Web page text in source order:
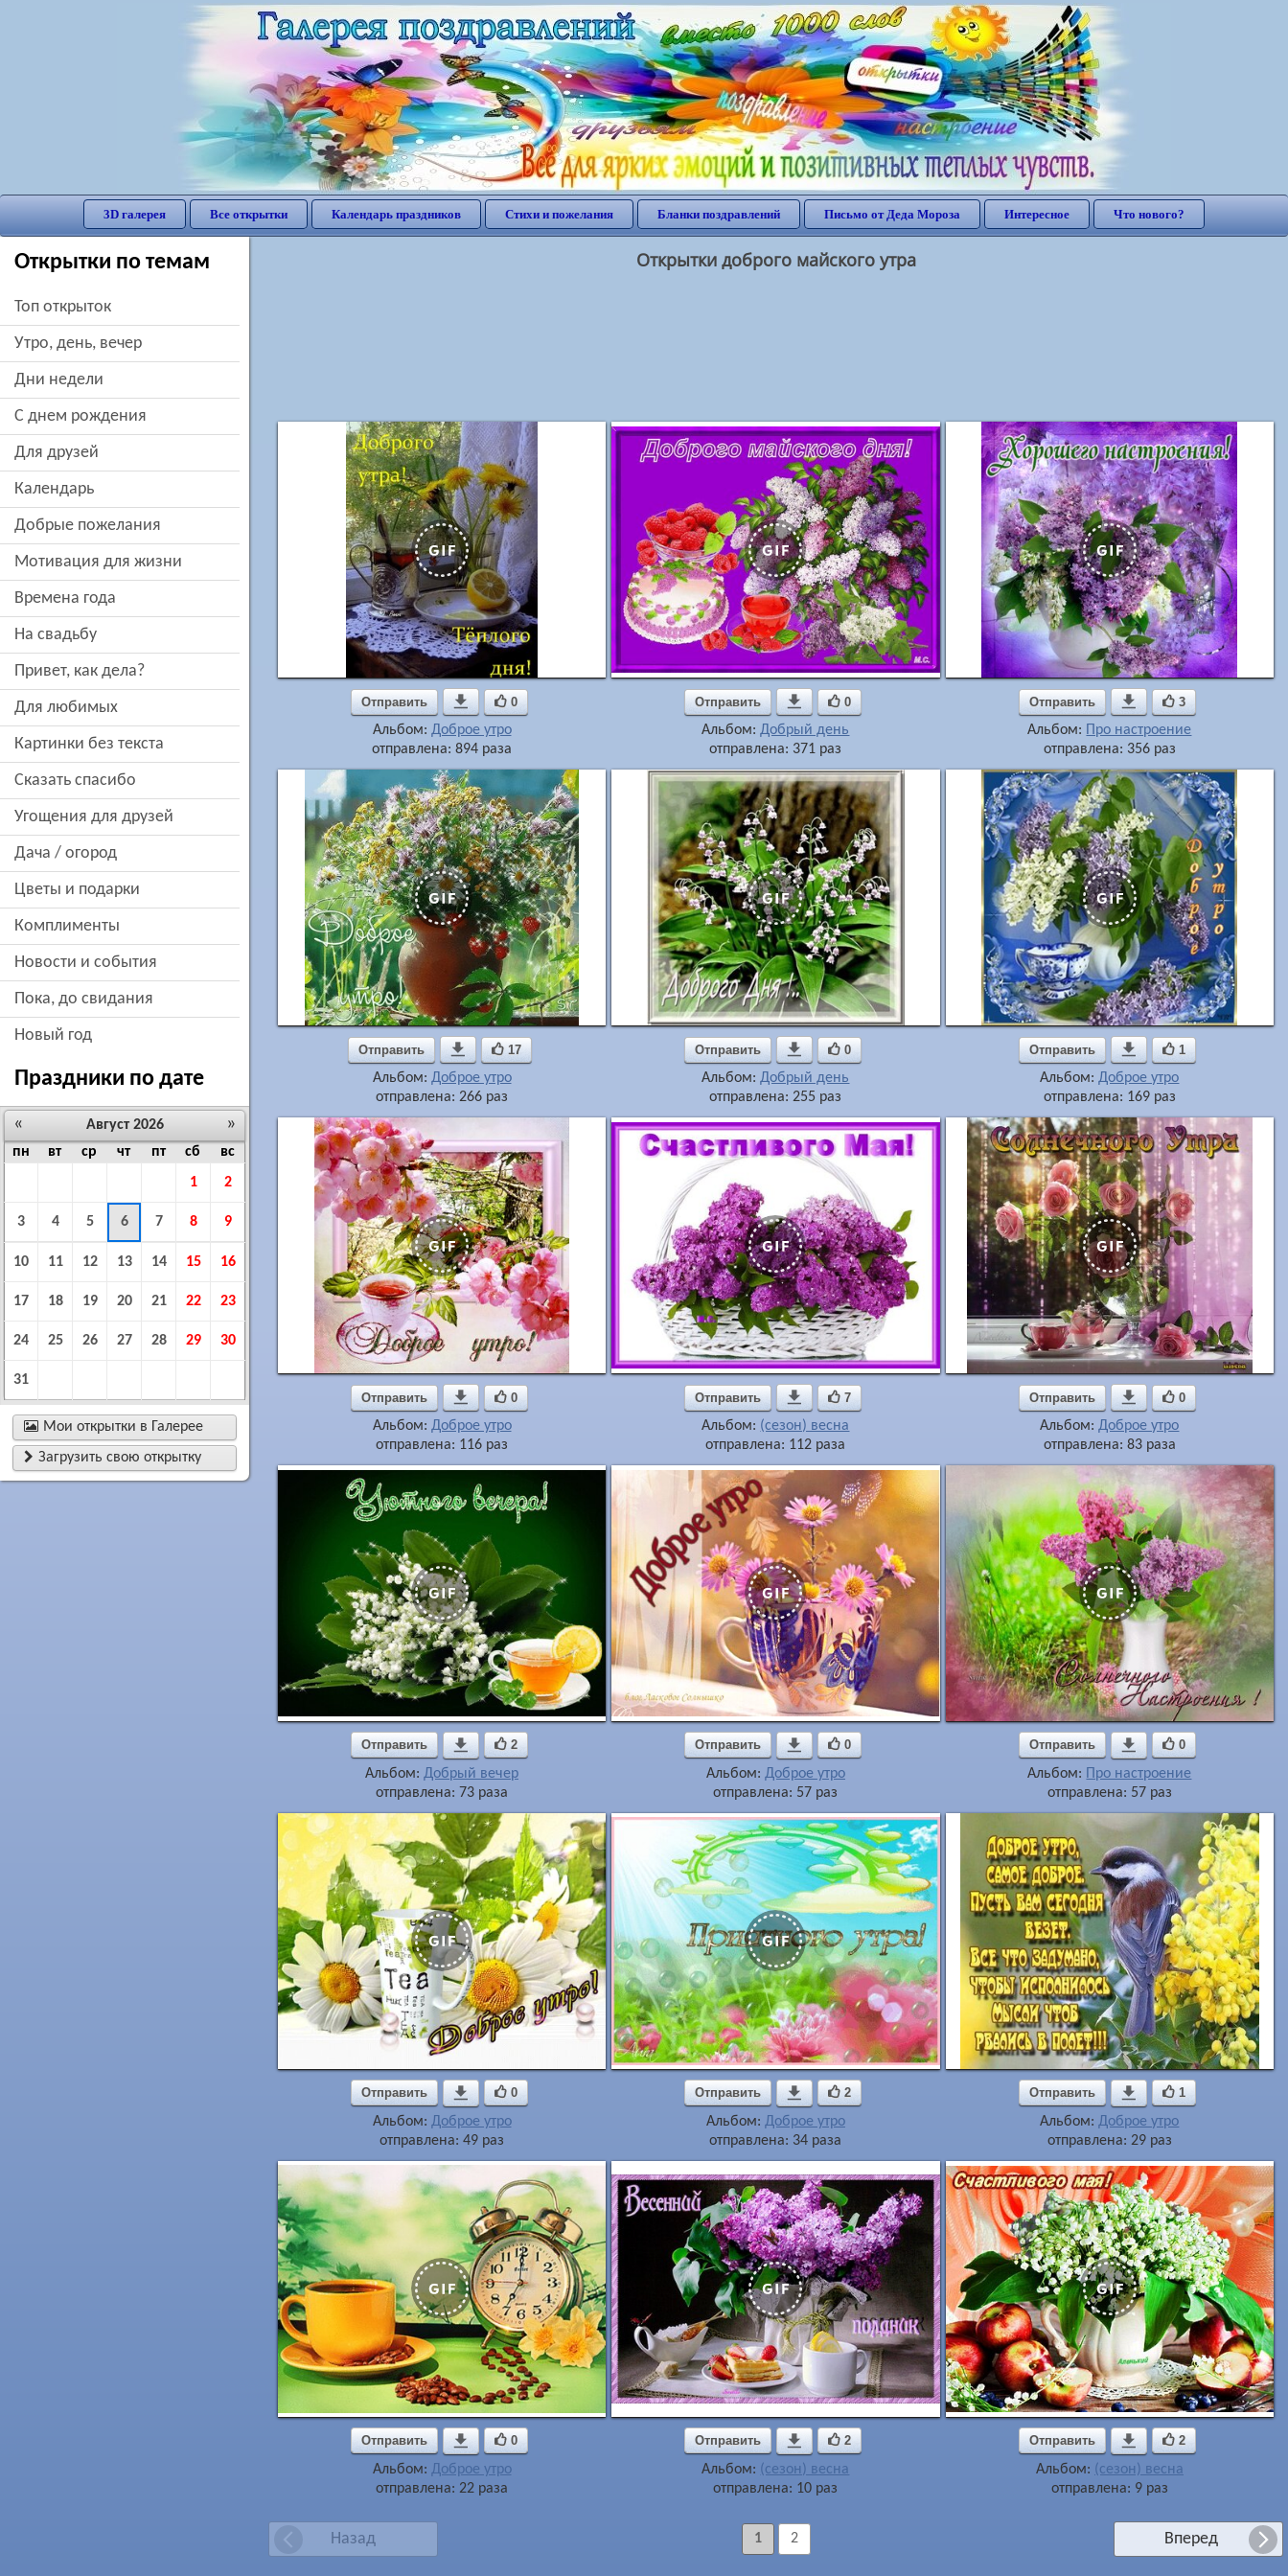
3D галерея Все открытки Календарь праздников Стихи и пожелания Бланки поздравлений Письмо от Деда Мороза Интересное Что нового?
Открытки по темам
Топ открыток
утро, день, вечер
дни недели
c днем рождения
для друзей
Календарь
добрые пожелания
мотивация для жизни
времена года
на свадьбу
привет, как дела?
для любимых
картинки без текста
сказать спасибо
угощения для друзей
дача / огород
цветы и подарки
комплименты
новости и события
пока, до свидания
новый год
Праздники по дате
« »
Август 2026
пн
вт ср чт пт сб
вс
1
2
3 4 5 6 7 8 9
10 11 12 13 14 15 16
17 18 19 20 21 22 23
24 25 26 27 28 29 30
31
 Мои открытки в Галерее
 Загрузить свою открытку
Открытки доброго майского утра
Отправить  0
Альбом: Доброе утро
отправлена: 894 раза
Отправить  0
Альбом:Добрый день
отправлена: 371 раз
Отправить  3
Альбом:
Про настроение
отправлена: 356 раз
Отправить  17
Альбом: Доброе утро
отправлена: 266 раз
Отправить  0
Альбом:Добрый день
отправлена: 255 раз
Отправить  1
Альбом:Доброе утро
отправлена: 169 раз
Отправить  0
Альбом: Доброе утро
отправлена: 116 раз
Отправить  7
Альбом: (сезон) весна
отправлена: 112 раза
Отправить  0
Альбом:Доброе утро
отправлена: 83 раза
Отправить  2
Альбом: Добрый вечер
отправлена: 73 раза
Отправить  0
Альбом: Доброе утро
отправлена: 57 раз
Отправить  0
Альбом:
Про настроение
отправлена: 57 раз
Отправить  0
Альбом: Доброе утро
отправлена: 49 раз
Отправить  2
Альбом: Доброе утро
отправлена: 34 раза
Отправить  1
Альбом:Доброе утро
отправлена: 29 раз
Отправить  0
Альбом: Доброе утро
отправлена: 22 раза
Отправить  2
Альбом: (сезон) весна
отправлена: 10 раз
Отправить  2
Альбом: (сезон) весна
отправлена: 9 раз
Назад Вперед
1 2